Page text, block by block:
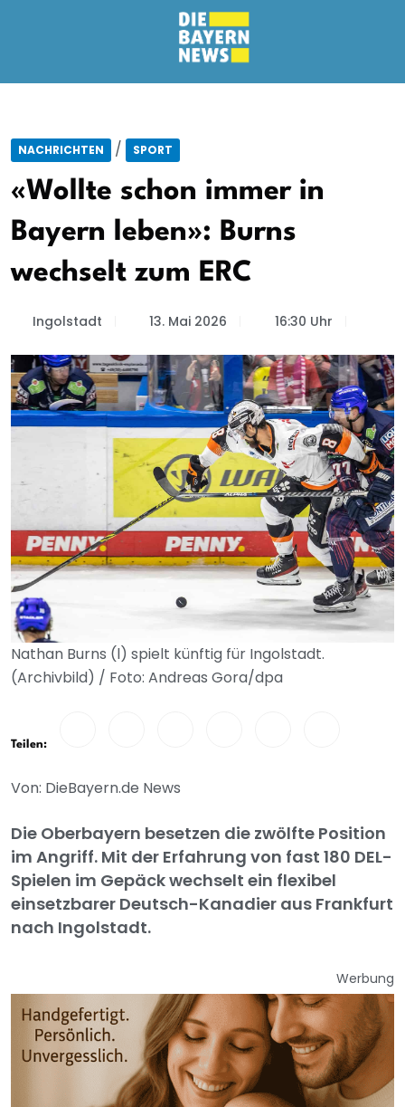
NACHRICHTEN / SPORT
«Wollte schon immer in
Bayern leben»: Burns
wechselt zum ERC
Ingolstadt 13. Mai 2026 16:30 Uhr
Nathan Burns (l) spielt künftig für Ingolstadt.
(Archivbild) / Foto: Andreas Gora/dpa
Teilen:
Von: DieBayern.de News
Die Oberbayern besetzen die zwölfte Position
im Angriff. Mit der Erfahrung von fast 180 DEL-
Spielen im Gepäck wechselt ein flexibel
einsetzbarer Deutsch-Kanadier aus Frankfurt
nach Ingolstadt.
Werbung